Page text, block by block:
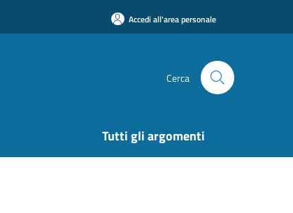
Accedi all'area personale
Cerca
Tutti gli argomenti